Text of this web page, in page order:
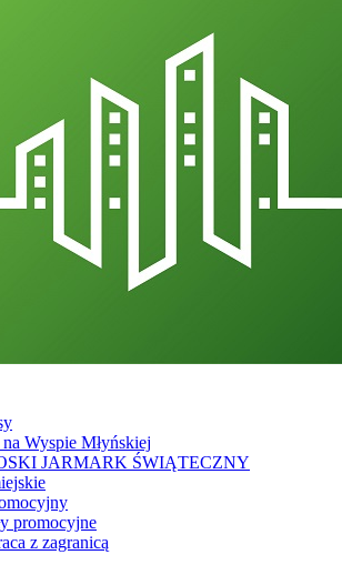
Wyspie Młyńskiej
JARMARK ŚWIĄTECZNY
promocyjne
z zagranicą